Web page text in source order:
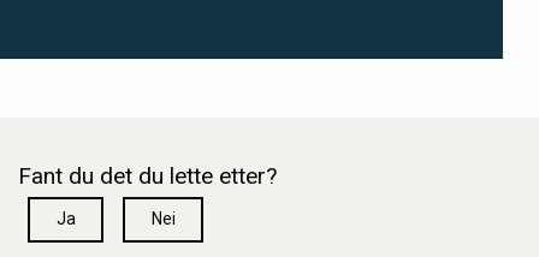
Fant du det du lette etter?
Ja Nei